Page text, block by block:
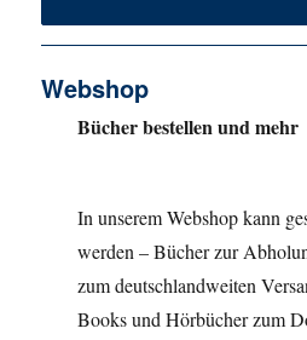
Webshop
Bücher bestellen und mehr
In unserem Webshop kann
werden – Bücher zur
zum deutschlandweiten
Books und Hörbücher zum